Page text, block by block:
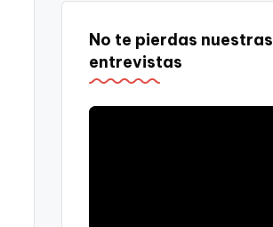
No te pierdas nuestras
entrevistas